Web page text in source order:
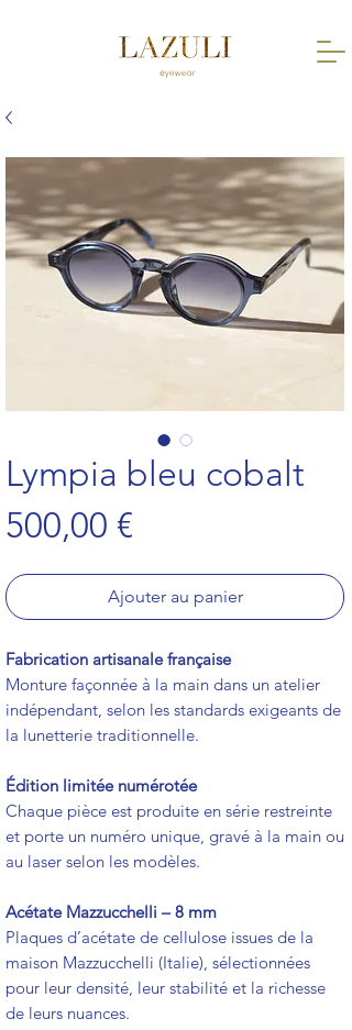
Lympia bleu cobalt
500,00 €
Ajouter au panier
Fabrication artisanale française
Monture façonnée à la main dans un atelier
indépendant, selon les standards exigeants de
la lunetterie traditionnelle.
Édition limitée numérotée
Chaque pièce est produite en série restreinte
et porte un numéro unique, gravé à la main ou
au laser selon les modèles.
Acétate Mazzucchelli – 8 mm
Plaques d’acétate de cellulose issues de la
maison Mazzucchelli (Italie), sélectionnées
pour leur densité, leur stabilité et la richesse
de leurs nuances.